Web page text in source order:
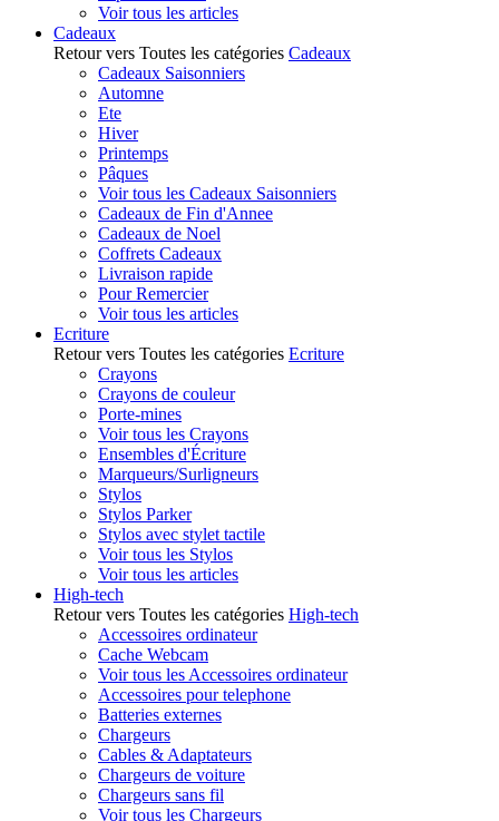
Voir tous les articles
Cadeaux
Retour vers Toutes les catégories Cadeaux
Cadeaux Saisonniers
Automne
Ete
Hiver
Printemps
Pâques
Voir tous les Cadeaux Saisonniers
Cadeaux de Fin d'Annee
Cadeaux de Noel
Coffrets Cadeaux
Livraison rapide
Pour Remercier
Voir tous les articles
Ecriture
Retour vers Toutes les catégories Ecriture
Crayons
Crayons de couleur
Porte-mines
Voir tous les Crayons
Ensembles d'Écriture
Marqueurs/Surligneurs
Stylos
Stylos Parker
Stylos avec stylet tactile
Voir tous les Stylos
Voir tous les articles
High-tech
Retour vers Toutes les catégories High-tech
Accessoires ordinateur
Cache Webcam
Voir tous les Accessoires ordinateur
Accessoires pour telephone
Batteries externes
Chargeurs
Cables & Adaptateurs
Chargeurs de voiture
Chargeurs sans fil
Voir tous les Chargeurs